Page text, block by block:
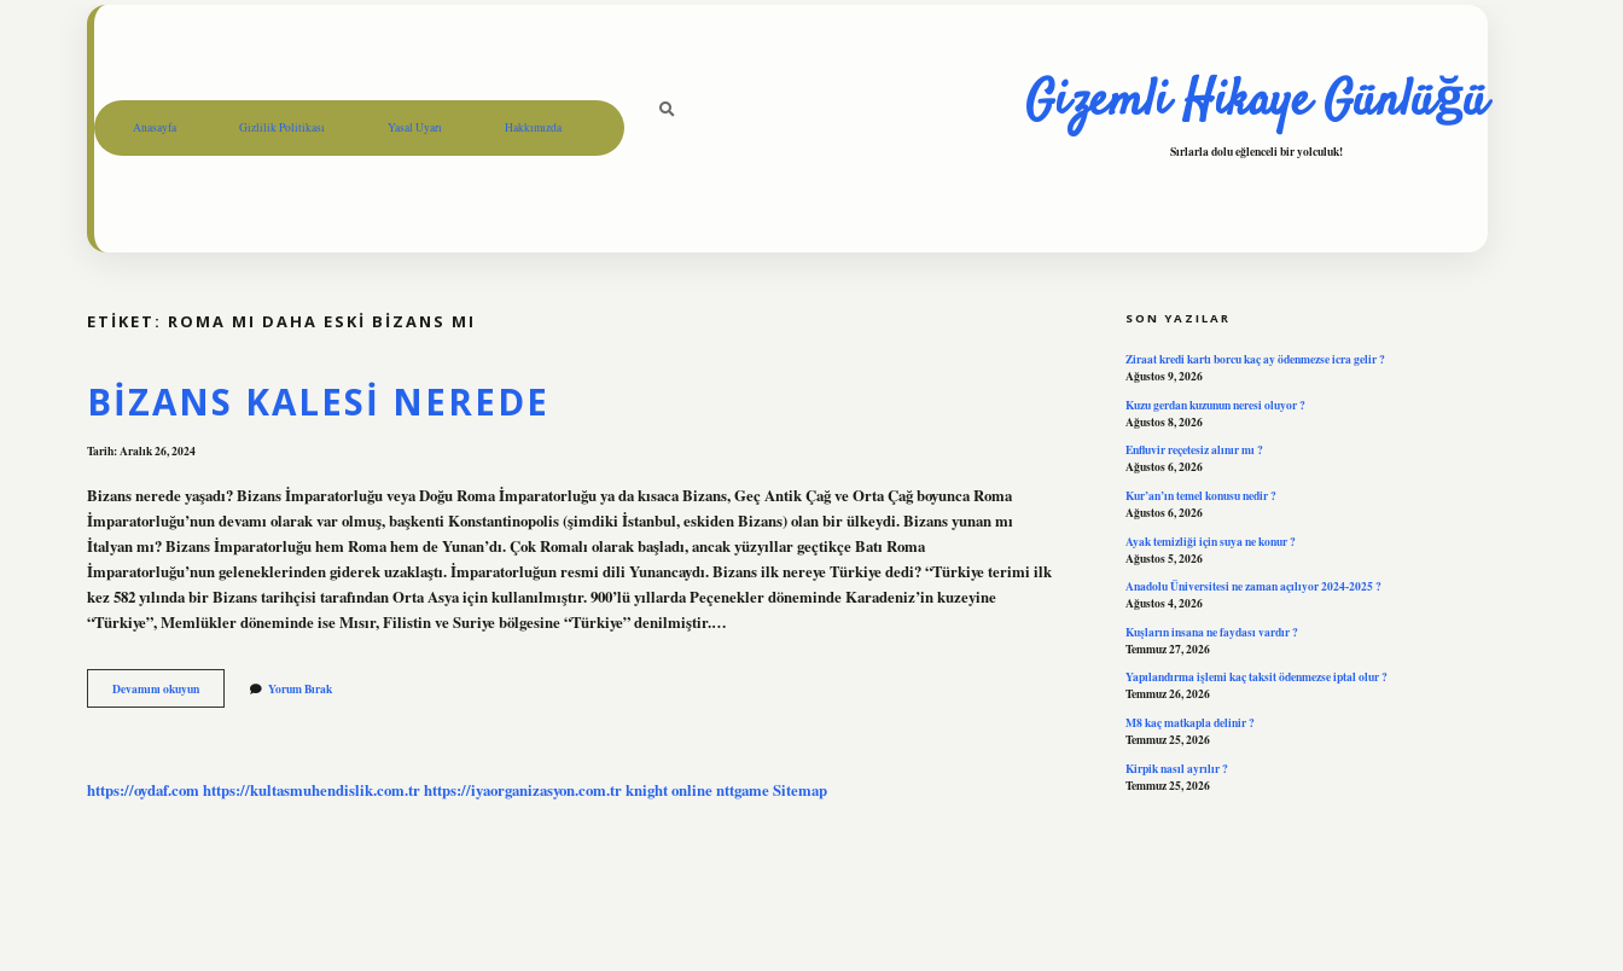
Anasayfa Gizlilik Politikası Yasal Uyarı Hakkımızda Gizemli Hikaye Günlüğü
Sırlarla dolu eğlenceli bir yolculuk!
ETIKET: ROMA MI DAHA ESKI BIZANS MI
BIZANS KALESI NEREDE
Tarih: Aralık 26, 2024
Bizans nerede yaşadı? Bizans İmparatorluğu veya Doğu Roma İmparatorluğu ya da kısaca Bizans, Geç Antik Çağ ve Orta Çağ boyunca Roma
İmparatorluğu’nun devamı olarak var olmuş, başkenti Konstantinopolis (şimdiki İstanbul, eskiden Bizans) olan bir ülkeydi. Bizans yunan mı
İtalyan mı? Bizans İmparatorluğu hem Roma hem de Yunan’dı. Çok Romalı olarak başladı, ancak yüzyıllar geçtikçe Batı Roma
İmparatorluğu’nun geleneklerinden giderek uzaklaştı. İmparatorluğun resmi dili Yunancaydı. Bizans ilk nereye Türkiye dedi? “Türkiye terimi ilk
kez 582 yılında bir Bizans tarihçisi tarafından Orta Asya için kullanılmıştır. 900’lü yıllarda Peçenekler döneminde Karadeniz’in kuzeyine
“Türkiye”, Memlükler döneminde ise Mısır, Filistin ve Suriye bölgesine “Türkiye” denilmiştir.…
Devamını okuyunBizans
Kalesi
Yorum Bırak
https://oydaf.comhttps://kultasmuhendislik.com.trhttps://iyaorganizasyon.com.trknight onlinenttgameSitemap
SON YAZILAR
Ziraat kredi kartı borcu kaç ay ödenmezse icra gelir ?
Ağustos 9, 2026
Kuzu gerdan kuzunun neresi oluyor ?
Ağustos 8, 2026
Enfluvir reçetesiz alınır mı ?
Ağustos 6, 2026
Kur’an’ın temel konusu nedir ?
Ağustos 6, 2026
Ayak temizliği için suya ne konur ?
Ağustos 5, 2026
Anadolu Üniversitesi ne zaman açılıyor 2024-2025 ?
Ağustos 4, 2026
Kuşların insana ne faydası vardır ?
Temmuz 27, 2026
Yapılandırma işlemi kaç taksit ödenmezse iptal olur ?
Temmuz 26, 2026
M8 kaç matkapla delinir ?
Temmuz 25, 2026
Kirpik nasıl ayrılır ?
Temmuz 25, 2026